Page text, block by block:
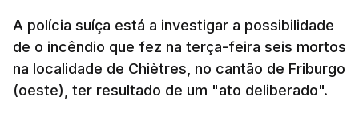
A polícia suíça está a investigar a possibilidade
de o incêndio que fez na terça-feira seis mortos
na localidade de Chiètres, no cantão de Friburgo
(oeste), ter resultado de um "ato deliberado".